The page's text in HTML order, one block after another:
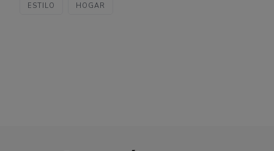
ESTILO HOGAR